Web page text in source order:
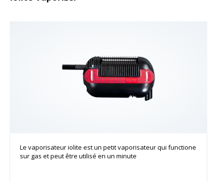
Le vaporisateur iolite est un petit vaporisateur qui functione
sur gas et peut être utilisé en un minute